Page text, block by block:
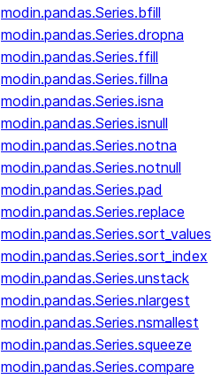
modin.pandas.Series.bfill
modin.pandas.Series.dropna
modin.pandas.Series.ffill
modin.pandas.Series.fillna
modin.pandas.Series.isna
modin.pandas.Series.isnull
modin.pandas.Series.notna
modin.pandas.Series.notnull
modin.pandas.Series.pad
modin.pandas.Series.replace
modin.pandas.Series.sort_values
modin.pandas.Series.sort_index
modin.pandas.Series.unstack
modin.pandas.Series.nlargest
modin.pandas.Series.nsmallest
modin.pandas.Series.squeeze
modin.pandas.Series.compare